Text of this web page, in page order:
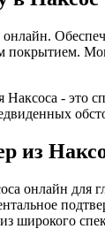
покрытием.
- это
из
онлайн для
широкого